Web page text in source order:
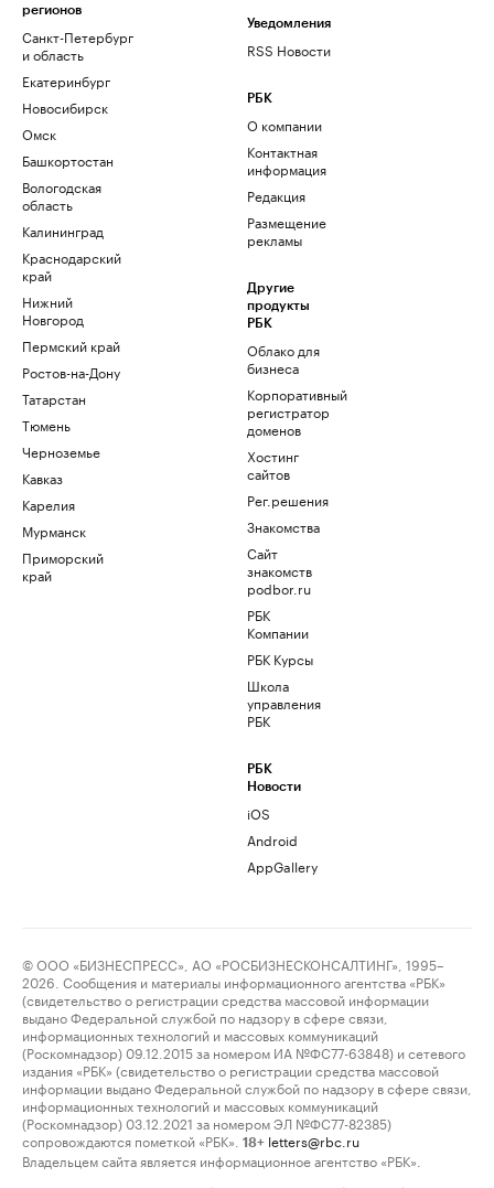
регионов
Санкт-Петербург
и область
Екатеринбург
Новосибирск
Омск
Башкортостан
Вологодская
область
Калининград
Краснодарский
край
Нижний
Новгород
Пермский край
Ростов-на-Дону
Татарстан
Тюмень
Черноземье
Кавказ
Карелия
Мурманск
Приморский
край
Уведомления
RSS Новости
РБК
О компании
Контактная
информация
Редакция
Размещение
рекламы
Другие
продукты
РБК
Облако для
бизнеса
Корпоративный
регистратор
доменов
Хостинг
сайтов
Рег.решения
Знакомства
Сайт
знакомств
podbor.ru
РБК
Компании
РБК Курсы
Школа
управления
РБК
РБК
Новости
iOS
Android
AppGallery
© ООО «БИЗНЕСПРЕСС», АО «РОСБИЗНЕСКОНСАЛТИНГ», 1995–
2026. Сообщения и материалы информационного агентства «РБК»
(свидетельство о регистрации средства массовой информации
выдано Федеральной службой по надзору в сфере связи,
информационных технологий и массовых коммуникаций
(Роскомнадзор) 09.12.2015 за номером ИА №ФС77-63848) и сетевого
издания «РБК» (свидетельство о регистрации средства массовой
информации выдано Федеральной службой по надзору в сфере связи,
информационных технологий и массовых коммуникаций
(Роскомнадзор) 03.12.2021 за номером ЭЛ №ФС77-82385)
сопровождаются пометкой «РБК».
18+ letters@rbc.ru
Владельцем сайта является информационное агентство «РБК».